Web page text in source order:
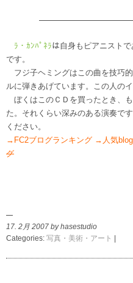
ﾗ・ｶﾝﾊﾟﾈﾗは自身もピアニストで
です。
フジ子ヘミングはこの曲を技巧
ルに弾きあげています。この人の
ぼくはこのＣＤを買ったとき、
た。それくらい深みのある演奏で
ください。
→FC2ブログランキング →人気
グ
17. 2月 2007 by hasestudio
Categories: 写真・美術・アート